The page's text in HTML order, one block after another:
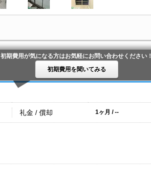
初期費用が気になる方はお気軽にお問い合わせください！
初期費用を聞いてみる
礼金 / 償却 1ヶ月 / --